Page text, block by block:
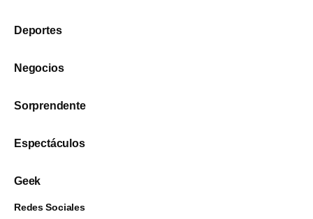
Deportes
Negocios
Sorprendente
Espectáculos
Geek
Redes Sociales